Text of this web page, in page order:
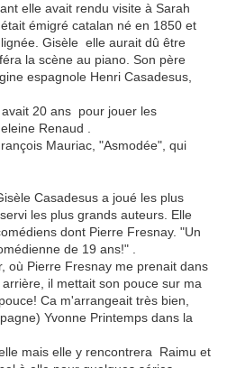
elle avait rendu visite à Sarah
émigré catalan né en 1850 et
Gisèle elle aurait dû être
la scène au piano. Son père
espagnole Henri Casadesus,
20 ans pour jouer les
Renaud .
Mauriac, "Asmodée", qui
Casadesus a joué les plus
les plus grands auteurs. Elle
dont Pierre Fresnay. "Un
de 19 ans!" .
où Pierre Fresnay me prenait dans
il mettait son pouce sur ma
Ca m'arrangeait très bien,
Yvonne Printemps dans la
mais elle y rencontrera Raimu et